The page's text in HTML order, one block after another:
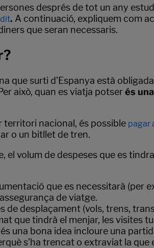
després de tot un any
. A continuació, expliquem com
que seran necessaris.
que surti d’Espanya està
això, quan es viatja potserés
territori nacional, és possible pagar
o un bitllet de tren.
volum de despeses que es
que es necessitarà (per
de viatge.
de desplaçament (vols, trens,
que tindrà el menjar, les visites
una bona idea incloure una
s’ha trencat o extraviat la que